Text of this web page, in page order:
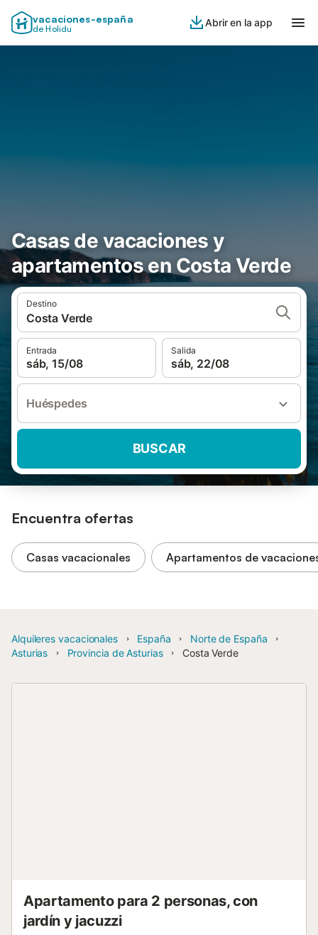
vacaciones-españa
de Holidu
Abrir en la app
Casas de vacaciones y
apartamentos en Costa Verde
Destino
Costa Verde
Entrada
sáb, 15/08
Salida
sáb, 22/08
Huéspedes
BUSCAR
Encuentra ofertas
Casas vacacionales Apartamentos de
Alquileres vacacionales España
Norte de España
Asturias
Provincia de Asturias Costa Verde
Apartamento para 2 personas, con
jardín y jacuzzi